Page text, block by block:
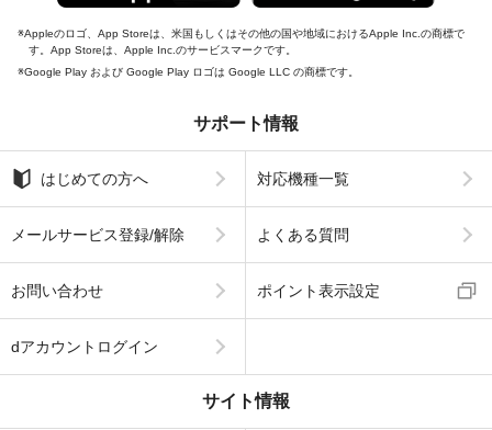
Appleのロゴ、App Storeは、米国もしくはその他の国や地域におけるApple Inc.の商標で
す。App Storeは、Apple Inc.のサービスマークです。
Google Play および Google Play ロゴは Google LLC の商標です。
サポート情報
はじめての方へ 対応機種一覧
メールサービス登録/解除 よくある質問
お問い合わせ ポイント表示設定
dアカウントログイン
サイト情報